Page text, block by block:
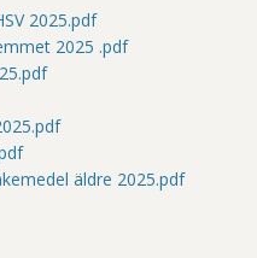
2025.pdf
2025 .pdf
äldre 2025.pdf